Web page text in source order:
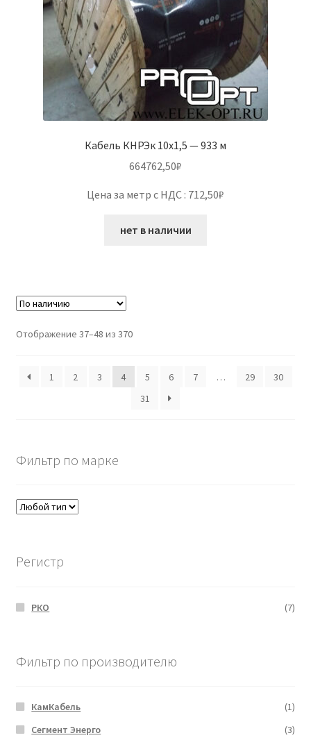
Кабель КНРЭк 10х1,5 — 933 м
664762,50₽
Цена за метр с НДС : 712,50₽
нет в наличии
Отображение 37–48 из 370
1 2 3 4 5 6 7 … 29
30
31
Фильтр по марке
Регистр
РКО (7)
Фильтр по производителю
КамКабель
(1)
Сегмент Энерго
(3)